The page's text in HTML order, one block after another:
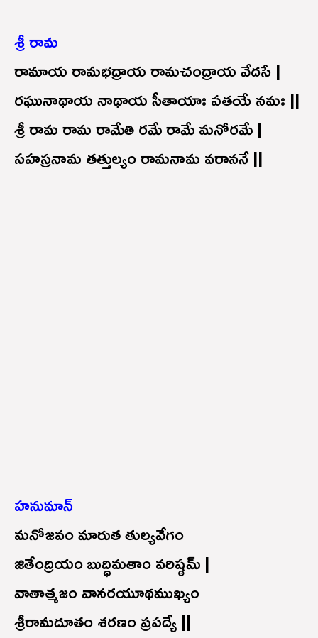
శ్రీ రామ
రామాయ రామభద్రాయ రామచంద్రాయ వేదసే |
రఘునాథాయ నాథాయ సీతాయాః పతయే నమః ||
శ్రీ రామ రామ రామేతి రమే రామే మనోరమే |
సహస్రనామ తత్తుల్యం రామనామ వరాననే ||
హనుమాన్
మనోజవం మారుత తుల్యవేగం
జితేంద్రియం బుద్ధిమతాం వరిష్ఠమ్ |
వాతాత్మజం వానరయూథముఖ్యం
శ్రీరామదూతం శరణం ప్రపద్యే ||